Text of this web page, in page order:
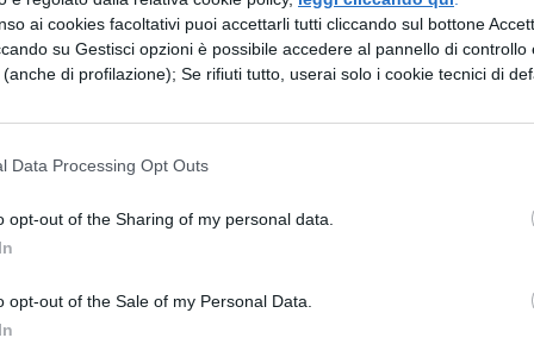
ai cookies facoltativi puoi accettarli tutti cliccando sul bottone
su Gestisci opzioni è possibile accedere al pannello di controllo
di profilazione); Se rifiuti tutto, userai solo i cookie tecnici di
Data Processing Opt Outs
opt-out of the Sharing of my personal data.
opt-out of the Sale of my Personal Data.
dei personaggi, partendo dal protagonista
si svolgono prevalentemente le